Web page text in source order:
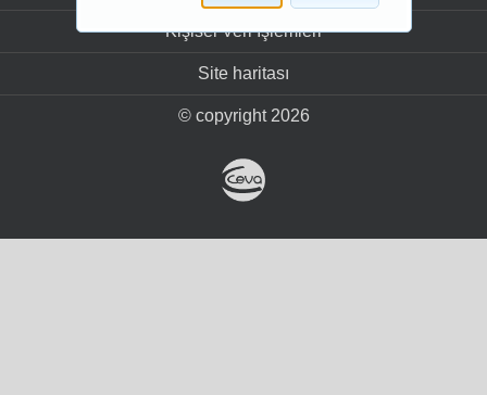
Kişisel Veri İşlemleri
Site haritası
© copyright 2026